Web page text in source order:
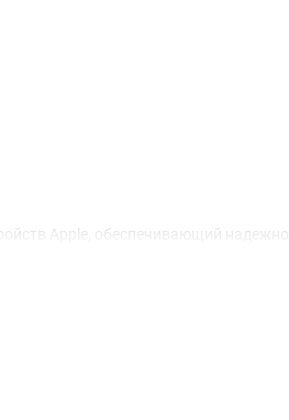
Apple, обеспечивающий